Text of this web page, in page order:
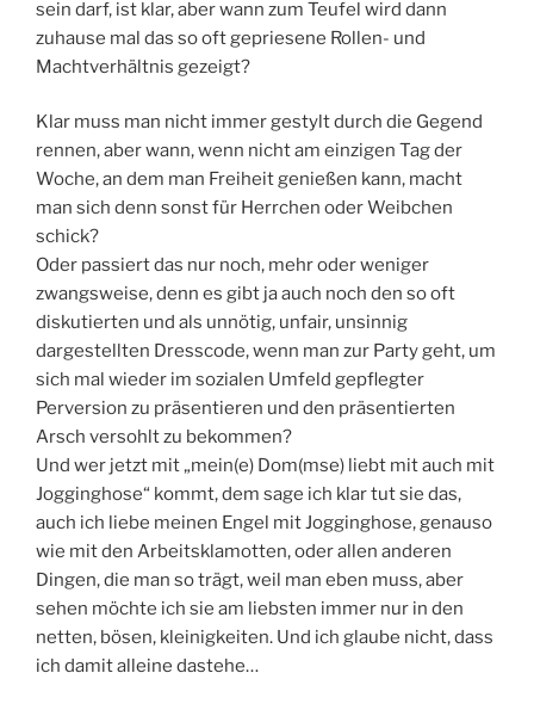
sein darf, ist klar, aber wann zum Teufel wird dann
zuhause mal das so oft gepriesene Rollen- und
Machtverhältnis gezeigt?
Klar muss man nicht immer gestylt durch die Gegend
rennen, aber wann, wenn nicht am einzigen Tag der
Woche, an dem man Freiheit genießen kann, macht
man sich denn sonst für Herrchen oder Weibchen
schick?
Oder passiert das nur noch, mehr oder weniger
zwangsweise, denn es gibt ja auch noch den so oft
diskutierten und als unnötig, unfair, unsinnig
dargestellten Dresscode, wenn man zur Party geht, um
sich mal wieder im sozialen Umfeld gepflegter
Perversion zu präsentieren und den präsentierten
Arsch versohlt zu bekommen?
Und wer jetzt mit „mein(e) Dom(mse) liebt mit auch mit
Jogginghose“ kommt, dem sage ich klar tut sie das,
auch ich liebe meinen Engel mit Jogginghose, genauso
wie mit den Arbeitsklamotten, oder allen anderen
Dingen, die man so trägt, weil man eben muss, aber
sehen möchte ich sie am liebsten immer nur in den
netten, bösen, kleinigkeiten. Und ich glaube nicht, dass
ich damit alleine dastehe…